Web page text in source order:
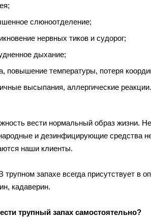
слюноотделение;
нервных тиков и судорог;
дыхание;
повышение температуры, потеря
высыпания, аллергические реакции.
вести нормальный образ жизни.
и дезинфицирующие средства
наши клиенты.
трупном запахе всегда присутствует в
кадаверин.
трупный запах самостоятельно?